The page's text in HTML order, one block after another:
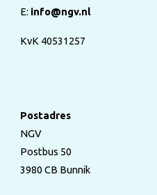
E: info@ngv.nl
KvK 40531257
Postadres
NGV
Postbus 50
3980 CB Bunnik